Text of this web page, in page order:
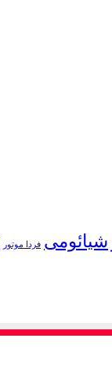
شیائومی فردا موتور